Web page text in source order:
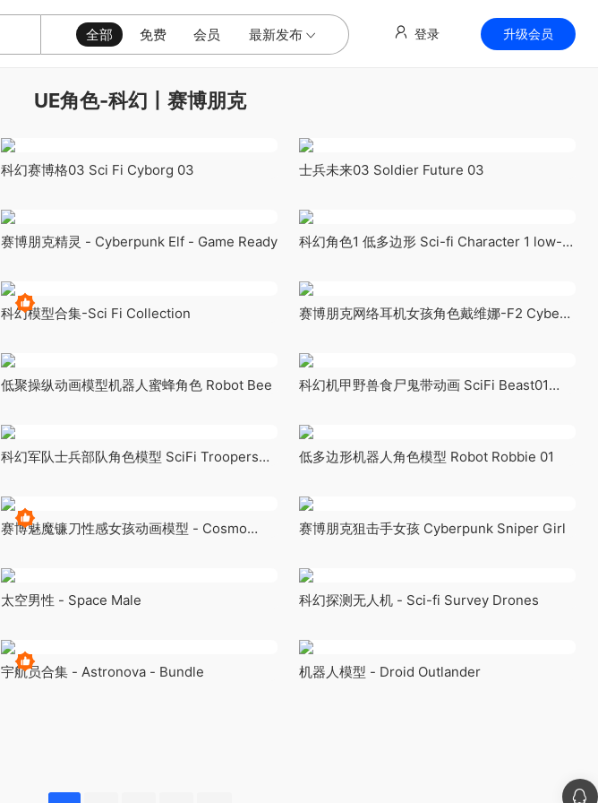
全部 免费 会员 最新发布 登录 升级会员
UE角色-科幻丨赛博朋克
科幻赛博格03 Sci Fi Cyborg 03 士兵未来03 Soldier Future 03
赛博朋克精灵 - Cyberpunk Elf - Game Ready
科幻角色1 低多边形 Sci-fi Character 1 low-
科幻模型合集-Sci Fi Collection
赛博朋克网络耳机女孩角色戴维娜-F2 Cyber
低聚操纵动画模型机器人蜜蜂角色 Robot Bee
科幻机甲野兽食尸鬼带动画 SciFi Beast01
科幻军队士兵部队角色模型 SciFi Troopers
低多边形机器人角色模型 Robot Robbie 01
赛博魅魔镰刀性感女孩动画模型 - Cosmo
赛博朋克狙击手女孩 Cyberpunk Sniper Girl
太空男性 - Space Male 科幻探测无人机 - Sci-fi Survey Drones
宇航员合集 - Astronova - Bundle 机器人模型 - Droid Outlander